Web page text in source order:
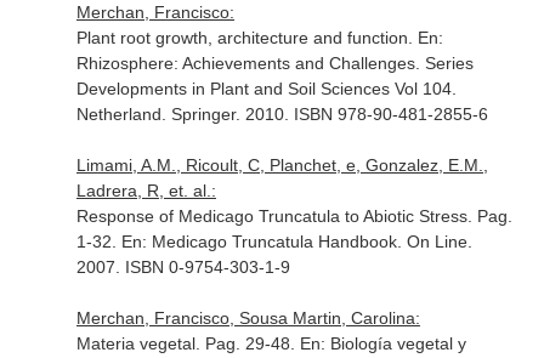
Merchan, Francisco:
Plant root growth, architecture and function. En:
Rhizosphere: Achievements and Challenges. Series
Developments in Plant and Soil Sciences Vol 104.
Netherland. Springer. 2010. ISBN 978-90-481-2855-6
Limami, A.M., Ricoult, C, Planchet, e, Gonzalez, E.M.,
Ladrera, R, et. al.:
Response of Medicago Truncatula to Abiotic Stress. Pag.
1-32. En: Medicago Truncatula Handbook. On Line.
2007. ISBN 0-9754-303-1-9
Merchan, Francisco, Sousa Martin, Carolina:
Materia vegetal. Pag. 29-48. En: Biología vegetal y